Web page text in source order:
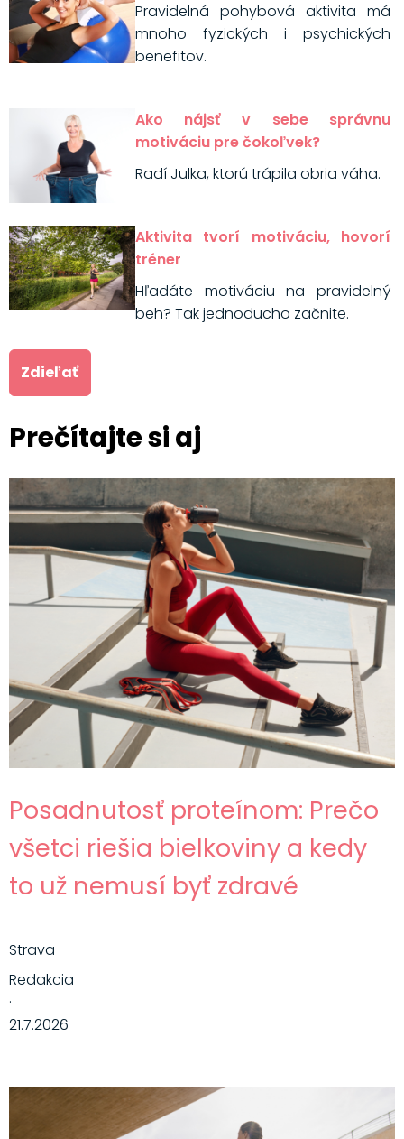
Pravidelná pohybová aktivita má
mnoho fyzických i psychických
benefitov.
Ako nájsť v sebe správnu
motiváciu pre čokoľvek?
Radí Julka, ktorú trápila obria váha.
Aktivita tvorí motiváciu, hovorí
tréner
Hľadáte motiváciu na pravidelný
beh? Tak jednoducho začnite.
Zdieľať
Prečítajte si aj
Posadnutosť proteínom: Prečo
všetci riešia bielkoviny a kedy
to už nemusí byť zdravé
Strava
Redakcia
·
21.7.2026